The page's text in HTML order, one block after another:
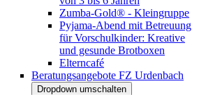
Zumba-Gold® - Kleingruppe
Pyjama-Abend mit Betreuung
für Vorschulkinder: Kreative
und gesunde Brotboxen
Elterncafé
Beratungsangebote FZ Urdenbach
Dropdown umschalten